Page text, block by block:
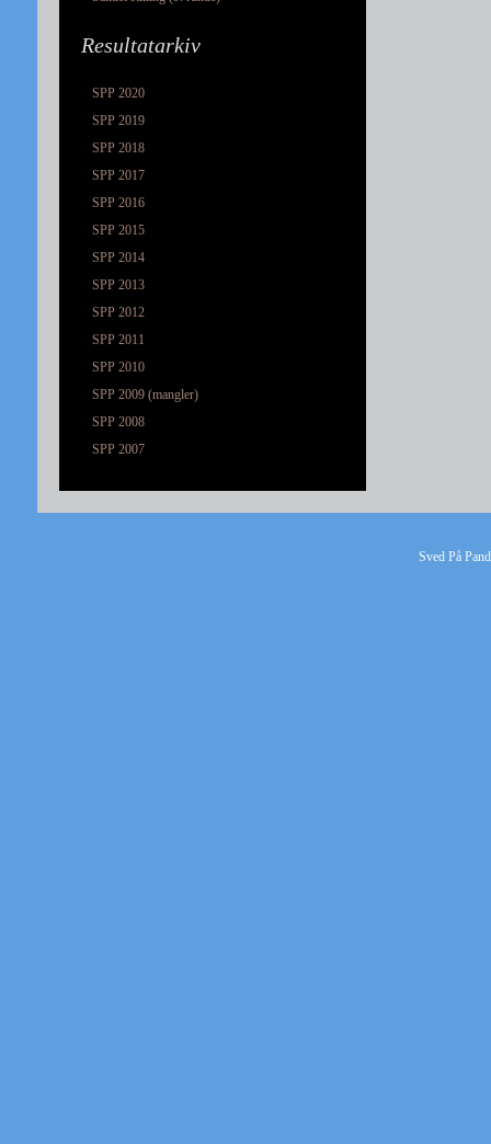
Resultatarkiv
SPP 2020
SPP 2019
SPP 2018
SPP 2017
SPP 2016
SPP 2015
SPP 2014
SPP 2013
SPP 2012
SPP 2011
SPP 2010
SPP 2009 (mangler)
SPP 2008
SPP 2007
Sved På